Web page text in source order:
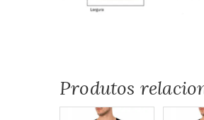
Produtos